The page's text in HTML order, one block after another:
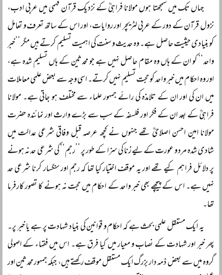
جہاں تک میں سمجھتا ہوں مولانا فراہیؒ کے نزدیک قرآن فہمی میں عربی ادب،
نزول قرآن کے دور کے عربی لٹریچر اور روایات، اور اس کے ساتھ تعرف و تعامل
کو بنیادی حیثیت حاصل ہے۔ وہ حدیث و سنت کی اہمیت تسلیم کرتے ہیں مگر ’’خبر
واحد‘‘ کو ان کے ہاں وہ مقام حاصل نہیں ہے جو محدثین کے ہاں تسلیم شدہ ہے،
اور وہ احکام میں خبر واحد کو حجت تسلیم نہیں کرتے۔ اسی وجہ سے بعض علمی معاملات
میں ان کی اور ان کے تلامذہ کی رائے جمہور علماء سے مختلف ہو جاتی ہے۔ مولانا
فراہیؒ کے بعد ان کے فکر اور فلسفہ کے سب سے بڑے وارث اور نمائندہ حضرت
مولانا امین احسن اصلاحیؒ تھے جنہوں نے کچھ عرصہ قبل وفاقی شرعی عدالت میں
شادی شدہ مرد و عورت کے لیے زنا کی سزا کے طور پر ’’رجم‘‘ کی شرعی حد نہ ہونے
پر دلائل فراہم کیے تھے اور یہ موقف اختیار کیا تھا کہ رجم اور سنگسار کرنا شرعی حد
نہیں ہے۔ اس کے پیچھے بھی خبر واحد کے احکام میں حجت نہ ہونے کا تصور کارفرما
تھا۔
یہ ایک مستقل علمی بحث ہے کہ احکام و قوانین کی بنیاد شہادت پر ہے یا خبر پر۔
پھر خبر اور شہادت کے نصاب و معیار میں کیا فرق ہے۔ اس میں فقہاء کے اصولی
گروہ میں سے بعض ذمہ دار بزرگ ایک مستقل موقف رکھتے ہیں، جبکہ جمہور محدثین اور